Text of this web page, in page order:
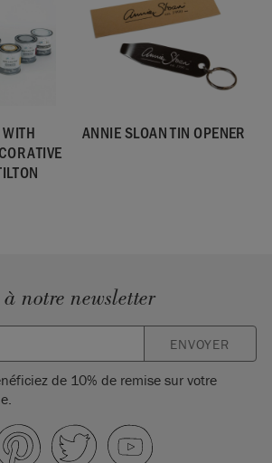
ANNIE SLOAN TIN OPENER
notre newsletter
ENVOYER
de 10% de remise sur votre